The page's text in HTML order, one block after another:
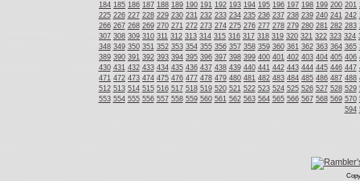
184 185 186 187 188 189 190 191 192 193 194 195 196 197 198 199 200 201
225 226 227 228 229 230 231 232 233 234 235 236 237 238 239 240 241 242
266 267 268 269 270 271 272 273 274 275 276 277 278 279 280 281 282 283
307 308 309 310 311 312 313 314 315 316 317 318 319 320 321 322 323 324
348 349 350 351 352 353 354 355 356 357 358 359 360 361 362 363 364 365
389 390 391 392 393 394 395 396 397 398 399 400 401 402 403 404 405 406
430 431 432 433 434 435 436 437 438 439 440 441 442 443 444 445 446 447
471 472 473 474 475 476 477 478 479 480 481 482 483 484 485 486 487 488
512 513 514 515 516 517 518 519 520 521 522 523 524 525 526 527 528 529
553 554 555 556 557 558 559 560 561 562 563 564 565 566 567 568 569 570
594